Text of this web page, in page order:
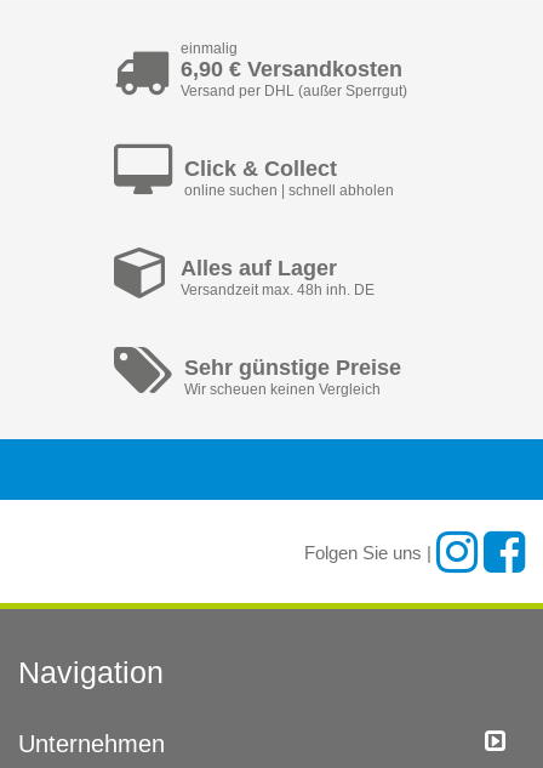
einmalig
6,90 € Versandkosten
Versand per DHL (außer Sperrgut)
Click & Collect
online suchen | schnell abholen
Alles auf Lager
Versandzeit max. 48h inh. DE
Sehr günstige Preise
Wir scheuen keinen Vergleich
Folgen Sie uns |
Navigation
Unternehmen